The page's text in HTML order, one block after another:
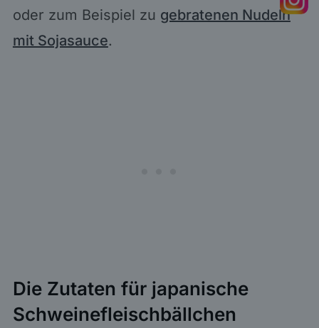
oder zum Beispiel zu gebratenen Nudeln
mit Sojasauce.
Die Zutaten für japanische
Schweinefleischbällchen